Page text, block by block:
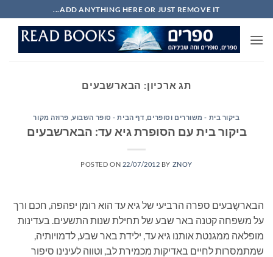
to
content
ADD ANYTHING HERE OR JUST REMOVE IT...
תג ארכיון: הבארשבעים
ביקור בית - משוררים וסופרים דף הבית - סופר השבוע, פרוזה מקור
ביקור בית עם הסופרת גיא עד: הבארשבעים
POSTED ON 22/07/2012 BY ZNOY
הבארשֶבעים ספרה הרביעי של גיא עד הוא רומן יפהפה, חכם ורך
על משפחה קטנה באר שבע של תחילת שנות התשעים. בעדינות
מופלאה ממגנטת אותנו גיא עד, ילידת באר שבע, לדמויותיה,
שמתמסרות לחיים באדיקות מכמירת לב, וטווה לעינינו סיפור